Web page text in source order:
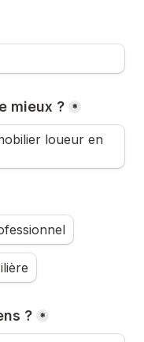
mieux ? *
loueur en
? *